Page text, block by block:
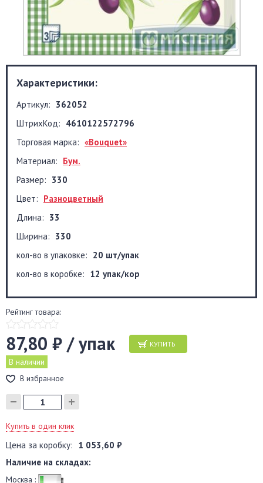
Характеристики:
Артикул: 362052
ШтрихКод: 4610122572796
Торговая марка: «Bouquet»
Материал: Бум.
Размер: 330
Цвет: Разноцветный
Длина: 33
Ширина: 330
кол-во в упаковке: 20 шт/упак
кол-во в коробке: 12 упак/кор
Рейтинг товара:
87,80 ₽ / упак КУПИТЬ
В наличии
В избранное
Купить в один клик
Цена за коробку: 1 053,60 ₽
Наличие на складах:
Москва :